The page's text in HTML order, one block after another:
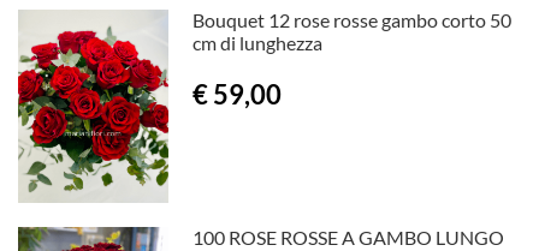
Bouquet 12 rose rosse gambo corto 50
cm di lunghezza
€ 59,00
100 ROSE ROSSE A GAMBO LUNGO